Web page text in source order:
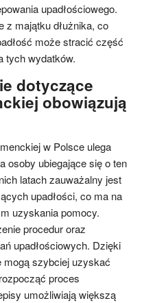
upadłościowego.
z majątku dłużnika, co
może stracić część
tych wydatków.
dotyczące
obowiązują
w Polsce ulega
osoby ubiegające się o ten
latach zauważalny jest
upadłości, co ma na
uzyskania pomocy.
procedur oraz
upadłościowych. Dzięki
szybciej uzyskać
proces
umożliwiają większą